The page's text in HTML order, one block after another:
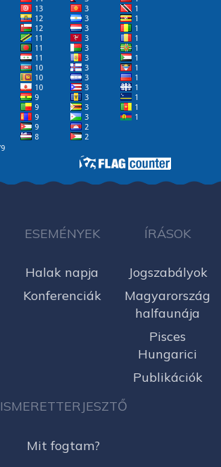
ESEMÉNYEK
Halak napja
Konferenciák
ÍRÁSOK
Jogszabályok
Magyarország
halfaunája
Pisces
Hungarici
Publikációk
ISMERETTERJESZTŐ
Mit fogtam?